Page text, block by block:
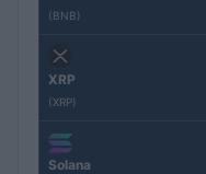
(BNB)
XRP
(XRP)
Solana